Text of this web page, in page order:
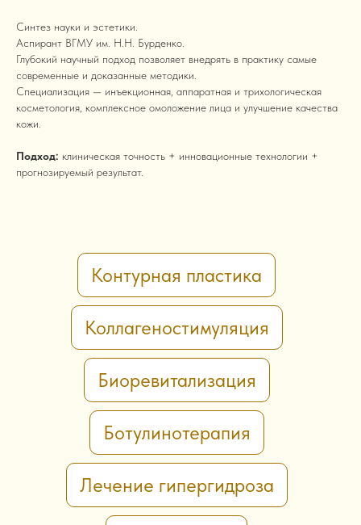
Синтез науки и эстетики.
Аспирант ВГМУ им. Н.Н. Бурденко.
Глубокий научный подход позволяет внедрять в практику самые
современные и доказанные методики.
Специализация — инъекционная, аппаратная и трихологическая
косметология, комплексное омоложение лица и улучшение качества
кожи.
Подход: клиническая точность + инновационные технологии +
прогнозируемый результат.
Контурная пластика
Коллагеностимуляция
Биоревитализация
Ботулинотерапия
Лечение гипергидроза